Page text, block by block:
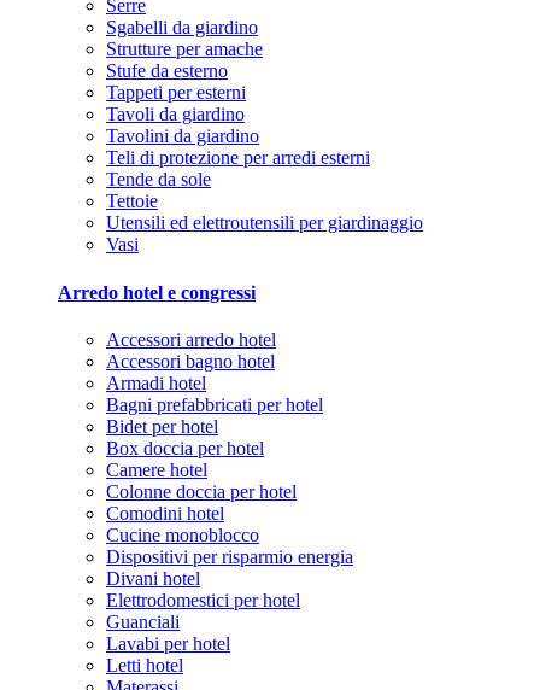
Serre
Sgabelli da giardino
Strutture per amache
Stufe da esterno
Tappeti per esterni
Tavoli da giardino
Tavolini da giardino
Teli di protezione per arredi esterni
Tende da sole
Tettoie
Utensili ed elettroutensili per giardinaggio
Vasi
Arredo hotel e congressi
Accessori arredo hotel
Accessori bagno hotel
Armadi hotel
Bagni prefabbricati per hotel
Bidet per hotel
Box doccia per hotel
Camere hotel
Colonne doccia per hotel
Comodini hotel
Cucine monoblocco
Dispositivi per risparmio energia
Divani hotel
Elettrodomestici per hotel
Guanciali
Lavabi per hotel
Letti hotel